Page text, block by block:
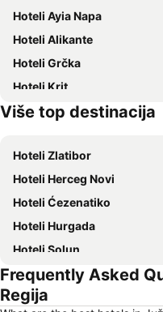
Hoteli Ayia Napa
Hoteli Alikante
Hoteli Grčka
Hoteli Krit
Hoteli Hrvatsko primorje
Više top destinacija
Hoteli Zlatibor
Hoteli Herceg Novi
Hoteli Ćezenatiko
Hoteli Hurgada
Hoteli Solun
Hoteli Hanija
Hoteli Nica
Frequently Asked
Regija